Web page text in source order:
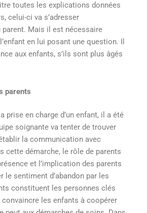
toutes les explications données
celui-ci va s’adresser
parent. Mais il est nécessaire
en lui posant une question. Il
aux enfants, s’ils sont plus âgés
parents
prise en charge d’un enfant, il a été
soignante va tenter de trouver
la communication avec
cette démarche, le rôle de parents
et l’implication des parents
le sentiment d’abandon par les
constituent les personnes clés
les enfants à coopérer